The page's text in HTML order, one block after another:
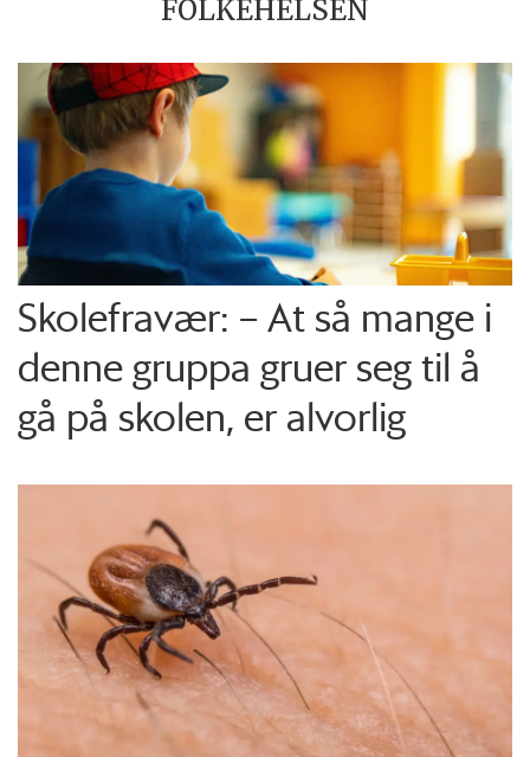
FOLKEHELSEN
Skolefravær: – At så mange i
denne gruppa gruer seg til å
gå på skolen, er alvorlig